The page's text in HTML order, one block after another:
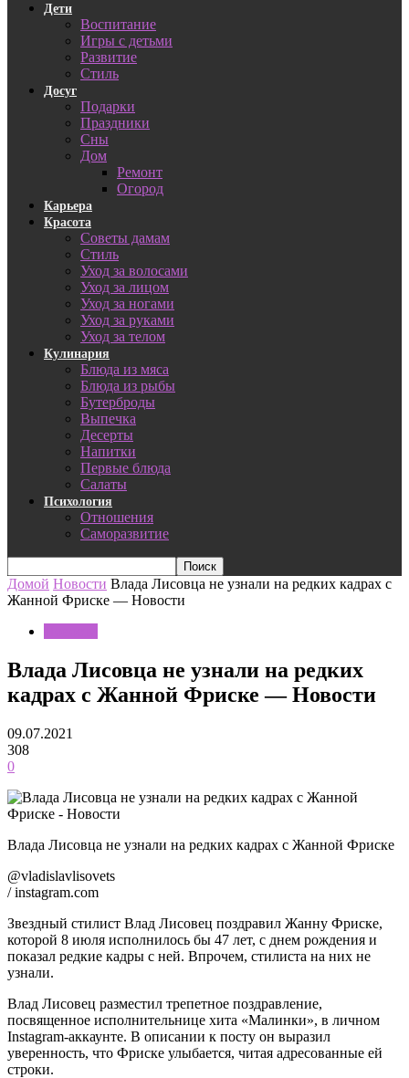
Дети
Воспитание
Игры с детьми
Развитие
Стиль
Досуг
Подарки
Праздники
Сны
Дом
Ремонт
Огород
Карьера
Красота
Советы дамам
Стиль
Уход за волосами
Уход за лицом
Уход за ногами
Уход за руками
Уход за телом
Кулинария
Блюда из мяса
Блюда из рыбы
Бутерброды
Выпечка
Десерты
Напитки
Первые блюда
Салаты
Психология
Отношения
Саморазвитие
Домой Новости Влада Лисовца не узнали на редких кадрах с
Жанной Фриске — Новости
Влада Лисовца не узнали на редких
кадрах с Жанной Фриске — Новости
09.07.2021
308
0
Влада Лисовца не узнали на редких кадрах с Жанной Фриске
@vladislavlisovets
/ instagram.com
Звездный стилист Влад Лисовец поздравил Жанну Фриске,
которой 8 июля исполнилось бы 47 лет, с днем рождения и
показал редкие кадры с ней. Впрочем, стилиста на них не
узнали.
Влад Лисовец разместил трепетное поздравление,
посвященное исполнительнице хита «Малинки», в личном
Instagram-аккаунте. В описании к посту он выразил
уверенность, что Фриске улыбается, читая адресованные ей
строки.